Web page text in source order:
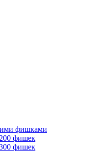
фишками
фишек
фишек